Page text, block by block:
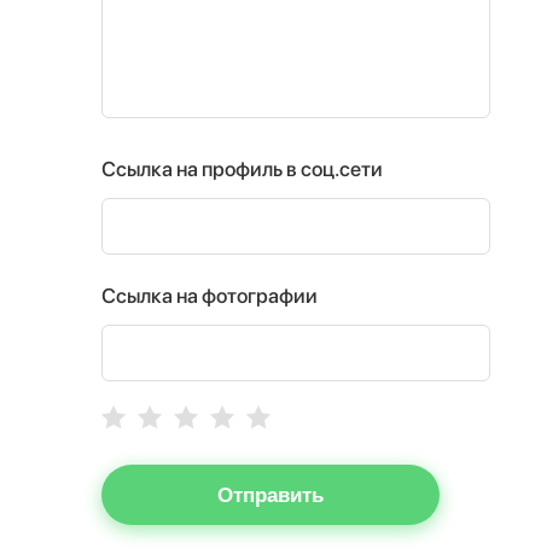
Ссылка на профиль в соц.сети
Ссылка на фотографии
Отправить